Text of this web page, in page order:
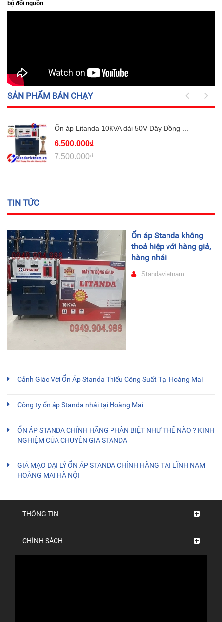
bộ đổi nguồn
SẢN PHẨM BÁN CHẠY
Ổn áp Litanda 10KVA dải 50V Dây Đồng ...
6.500.000₫
7.500.000₫
TIN TỨC
Ổn áp Standa không
thoả hiệp với hàng giả,
hàng nhái
Standavietnam
Cảnh Giác Với Ổn Áp Standa Thiếu Công Suất Tại Hoàng Mai
Công ty ổn áp Standa nhái tại Hoàng Mai
ỔN ÁP STANDA CHÍNH HÃNG PHÂN BIỆT NHƯ THẾ NÀO ? KINH
NGHIỆM CỦA CHUYÊN GIA STANDA
GIẢ MẠO ĐẠI LÝ ỔN ÁP STANDA CHÍNH HÃNG TẠI LĨNH NAM
HOÀNG MAI HÀ NỘI
THÔNG TIN
CHÍNH SÁCH